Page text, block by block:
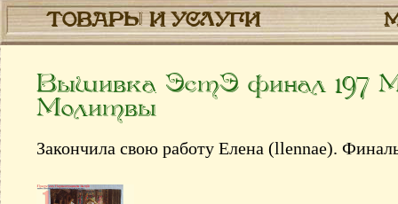
ТОВАРЫ И УСЛУГИ
Вышивка ЭстЭ финал 197
Молитвы
Закончила свою работу Елена (llennae).